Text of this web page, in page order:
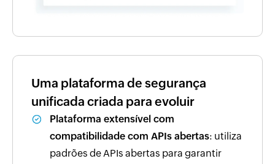
Uma plataforma de segurança
unificada criada para evoluir
Plataforma extensível com
compatibilidade com APIs abertas: utiliza
padrões de APIs abertas para garantir